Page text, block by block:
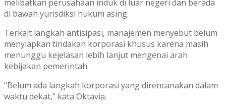
melibatkan perusahaan induk di luar negeri dan berada
di bawah yurisdiksi hukum asing.
Terkait langkah antisipasi, manajemen menyebut belum
menyiapkan tindakan korporasi khusus karena masih
menunggu kejelasan lebih lanjut mengenai arah
kebijakan pemerintah.
“Belum ada langkah korporasi yang direncanakan dalam
waktu dekat,” kata Oktavia.